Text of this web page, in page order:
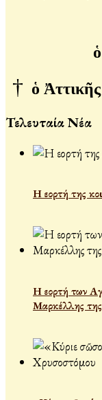
† ὁ
Τελευταία Νέα
Η εορτή της
Η εορτή των
Μαρκέλλης της